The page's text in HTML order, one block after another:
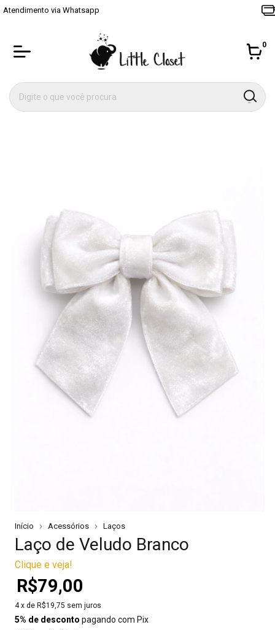
0
Início Acessórios Laços
Laço de Veludo Branco
Clique e veja!
R$79,00
4 x de R$19,75 sem juros
5% de desconto pagando com Pix